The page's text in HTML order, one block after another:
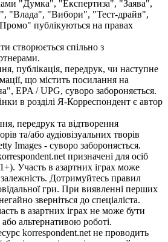
"Думка", "Експертиза", "Заява",
"Влада", "Вибори", "Тест-драйв",
публікуються на правах
створюється спільно з
публікація, передрук, чи наступне
що містить посилання на
EPA / UPG, суворо забороняється.
в розділі Я-Корреспондент є автор
передрук та відтворення
та/або аудіовізуальних творів
Images - суворо забороняється.
призначені для осіб
Участь в азартних іграх може
Дотримуйтесь правил
гри. При виявленні перших
зверніться до спеціаліста.
в азартних іграх не може бути
альтернативою роботі.
korrespondent.net не проводить